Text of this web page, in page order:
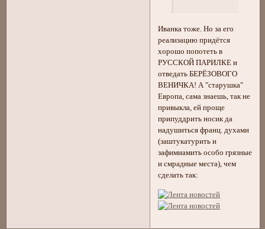
Иванка тоже. Но за его
реализацию придётся
хорошо попотеть в
РУССКОЙ ПАРИЛКЕ и
отведать БЕРЁЗОВОГО
ВЕНИЧКА! А "старушка"
Европа, сама знаешь, так не
привыкла, ей проще
припуддрить носик да
надушиться франц. духами
(заштукатурить и
зафимиамить особо грязные
и смрадные места), чем
сделать так: